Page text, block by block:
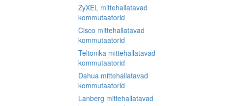
ZyXEL mittehallatavad
kommutaatorid
Cisco mittehallatavad
kommutaatorid
Teltonika mittehallatavad
kommutaatorid
Dahua mittehallatavad
kommutaatorid
Lanberg mittehallatavad